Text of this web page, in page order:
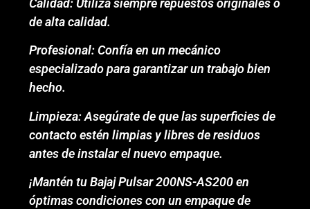
Calidad: Utiliza siempre repuestos originales o
de alta calidad.
Profesional: Confía en un mecánico
especializado para garantizar un trabajo bien
hecho.
Limpieza: Asegúrate de que las superficies de
contacto estén limpias y libres de residuos
antes de instalar el nuevo empaque.
¡Mantén tu Bajaj Pulsar 200NS-AS200 en
óptimas condiciones con un empaque de